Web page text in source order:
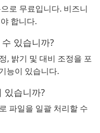
로 무료입니다. 비즈니
합니다.
있습니까?
, 밝기 및 대비 조정을 포
능이 있습니다.
있습니까?
파일을 일괄 처리할 수